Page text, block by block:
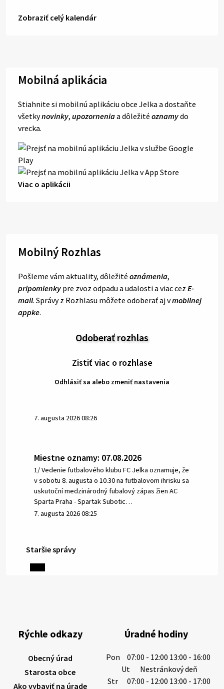
Zobraziť celý kalendár
Mobilná aplikácia
Stiahnite si mobilnú aplikáciu obce Jelka a dostaňte
všetkynovinky, upozorneniaa dôležité oznamydo
vrecka.
Viac o aplikácii
Mobilný Rozhlas
Pošleme vám aktuality, dôležité oznámenia,
pripomienky pre zvoz odpadu a udalosti a viac cez E-
mail. Správy z Rozhlasu môžete odoberať aj vmobilnej
appke.
Odoberať rozhlas
Zistiť viac o rozhlase
Odhlásiť sa alebo zmeniť nastavenia
7. augusta 2026 08:26
Miestne oznamy: 07.08.2026
1/ Vedenie futbalového klubu FC Jelka oznamuje, že
v sobotu 8. augusta o 10.30 na futbalovom ihrisku sa
uskutoční medzinárodný fubalový zápas žien AC
Sparta Praha - Spartak Subotic…
7. augusta 2026 08:25
6. augusta 2026 08:13
výdatnosti vodárenských zdrojov.
Západoslovenská vodárenská spoločnosť preto
6. augusta 2026 08:12
Staršie správy
Rýchle odkazy
Obecný úrad
Starosta obce
Ako vybaviť na úrade
Úradné hodiny
Pon
07:00 - 12:00 13:00 - 16:00
Ut
Nestránkový deň
Str
07:00 - 12:00 13:00 - 17:00